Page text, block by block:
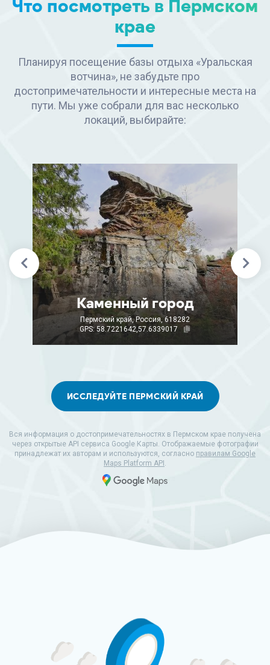
Что посмотреть в Пермском
крае
Планируя посещение базы отдыха «Уральская
вотчина», не забудьте про
достопримечательности и интересные места на
пути. Мы уже собрали для вас несколько
локаций, выбирайте:
Каменный город
Пермский край, Россия, 618282
GPS: 58.7221642,57.6339017
ИССЛЕДУЙТЕ ПЕРМСКИЙ КРАЙ
Вся информация о достопримечательностях в Пермском крае получена
через открытые API сервиса Google Карты. Отображаемые фотографии
принадлежат их авторам и используются, согласно правилам Google
Maps Platform API .